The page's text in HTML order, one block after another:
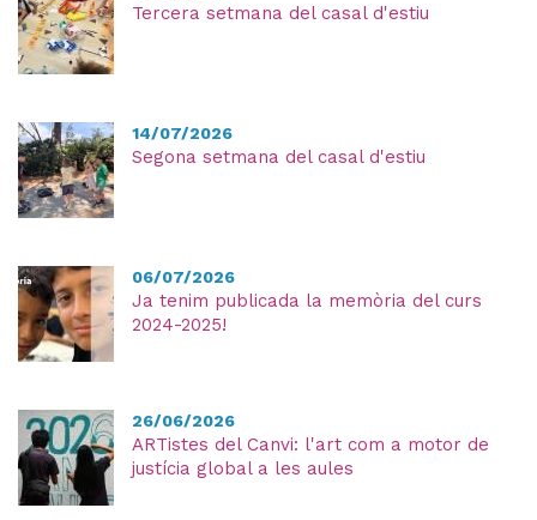
Tercera setmana del casal d'estiu
14/07/2026
Segona setmana del casal d'estiu
06/07/2026
Ja tenim publicada la memòria del curs
2024-2025!
26/06/2026
ARTistes del Canvi: l'art com a motor de
justícia global a les aules